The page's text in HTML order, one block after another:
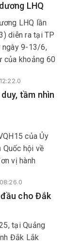
LHQ
LHQ lần
diễn ra tại TP
ngày 9-13/6,
của khoảng 60
cùng
biểu đến từ
quốc tế,
phủ, cộng
và khu vực tư
tầm nhìn
của Ủy
Quốc hội về
vị hành
tầm nhìn xa
mới mạnh
Nhà nước.
cho Đắk
tại Quảng
Đắk Lắk